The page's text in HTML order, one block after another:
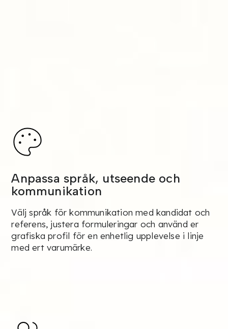
Anpassa språk, utseende och
kommunikation
Välj språk för kommunikation med kandidat och
referens, justera formuleringar och använd er
grafiska profil för en enhetlig upplevelse i linje
med ert varumärke.